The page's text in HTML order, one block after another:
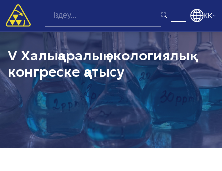
KK
V Халықаралық экологиялық
конгреске қатысу